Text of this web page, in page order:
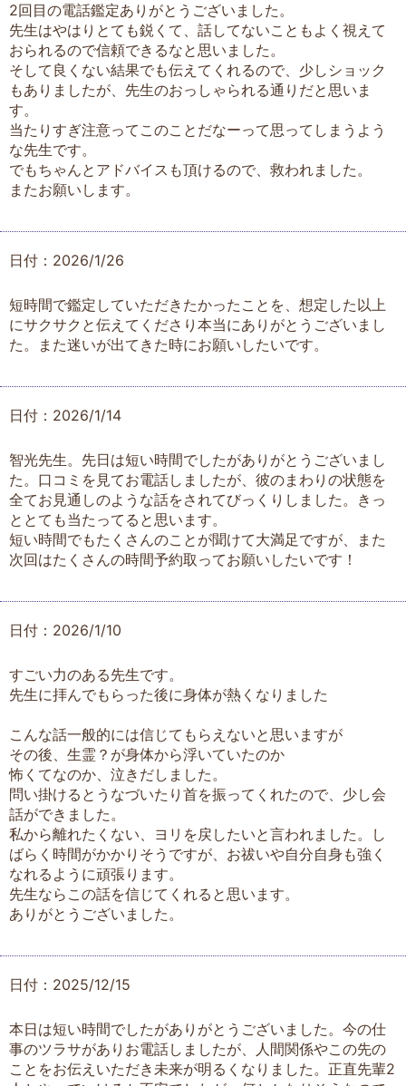
2回目の電話鑑定ありがとうございました。
先生はやはりとても鋭くて、話してないこともよく視えて
おられるので信頼できるなと思いました。
そして良くない結果でも伝えてくれるので、少しショック
もありましたが、先生のおっしゃられる通りだと思いま
す。
当たりすぎ注意ってこのことだなーって思ってしまうよう
な先生です。
でもちゃんとアドバイスも頂けるので、救われました。
またお願いします。
日付：2026/1/26
短時間で鑑定していただきたかったことを、想定した以上
にサクサクと伝えてくださり本当にありがとうございまし
た。また迷いが出てきた時にお願いしたいです。
日付：2026/1/14
智光先生。先日は短い時間でしたがありがとうございまし
た。口コミを見てお電話しましたが、彼のまわりの状態を
全てお見通しのような話をされてびっくりしました。きっ
ととても当たってると思います。
短い時間でもたくさんのことが聞けて大満足ですが、また
次回はたくさんの時間予約取ってお願いしたいです！
日付：2026/1/10
すごい力のある先生です。
先生に拝んでもらった後に身体が熱くなりました
こんな話一般的には信じてもらえないと思いますが
その後、生霊？が身体から浮いていたのか
怖くてなのか、泣きだしました。
問い掛けるとうなづいたり首を振ってくれたので、少し会
話ができました。
私から離れたくない、ヨリを戻したいと言われました。し
ばらく時間がかかりそうですが、お祓いや自分自身も強く
なれるように頑張ります。
先生ならこの話を信じてくれると思います。
ありがとうございました。
日付：2025/12/15
本日は短い時間でしたがありがとうございました。今の仕
事のツラサがありお電話しましたが、人間関係やこの先の
ことをお伝えいただき未来が明るくなりました。正直先輩2